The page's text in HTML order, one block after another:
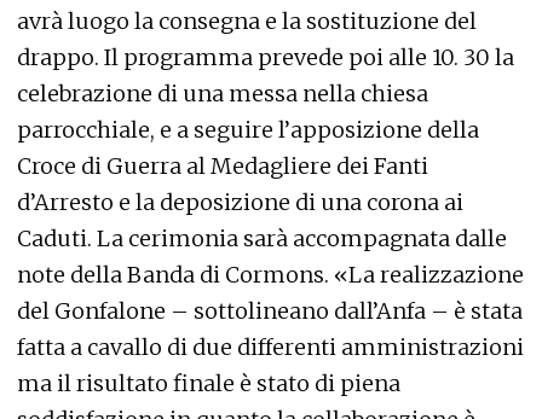
avrà luogo la consegna e la sostituzione del
drappo. Il programma prevede poi alle 10. 30 la
celebrazione di una messa nella chiesa
parrocchiale, e a seguire l’apposizione della
Croce di Guerra al Medagliere dei Fanti
d’Arresto e la deposizione di una corona ai
Caduti. La cerimonia sarà accompagnata dalle
note della Banda di Cormons. «La realizzazione
del Gonfalone – sottolineano dall’Anfa – è stata
fatta a cavallo di due differenti amministrazioni
ma il risultato finale è stato di piena